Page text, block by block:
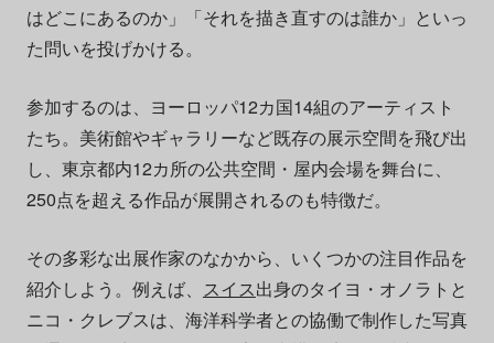
はどこにあるのか」「それを描き直すのは誰か」といっ
た問いを投げかける。
参加するのは、ヨーロッパ12カ国14組のアーティスト
たち。美術館やギャラリーなど既存の展示空間を飛び出
し、東京都内12カ所の公共空間・屋内会場を舞台に、
250点を超える作品が展開されるのも特徴だ。
その多彩な出展作家のなかから、いくつかの注目作品を
紹介しよう。例えば、 スイス出身のタイヨ・オノラトと
ニコ・クレブスは、海洋科学者との協働で制作した写真